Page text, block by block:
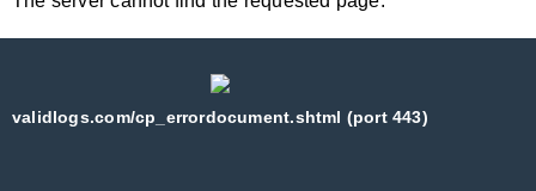
validlogs.com/cp_errordocument.shtml (port 443)